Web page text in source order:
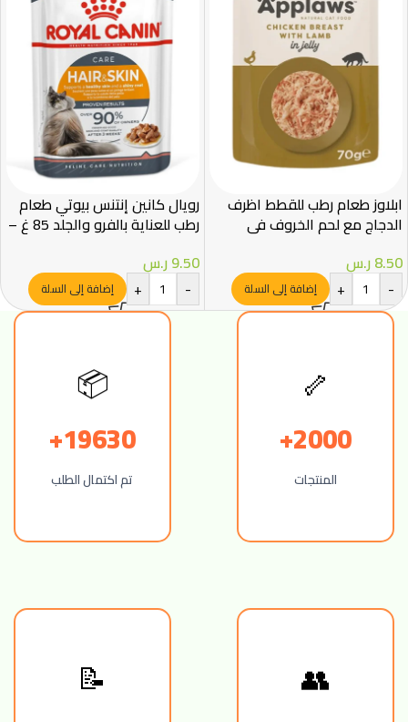
ابلاوز طعام رطب للقطط اظرف
الدجاج مع لحم الخروف في
8.50ر.س
-
+ إضافة إلى السلة
رويال كانين إنتنس بيوتي طعام
رطب للعناية بالفرو والجلد 85 غ –
9.50ر.س
-
+ إضافة إلى السلة
🦴
2000+
المنتجات
📦
19630+
تم اكتمال الطلب
👥
📝